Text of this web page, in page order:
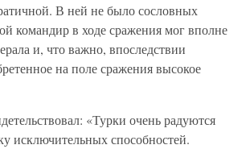
В ней не было сословных
командир в ходе сражения мог вполне
и, что важно, впоследствии
на поле сражения высокое
«Турки очень радуются
исключительных способностей.